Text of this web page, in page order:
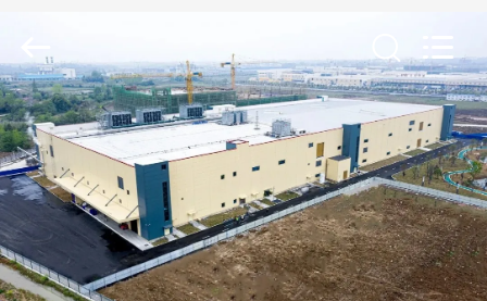
ACCUEIL
PRODUITS
VIDÉOS
Ltd..
All
Rights
Reserved.